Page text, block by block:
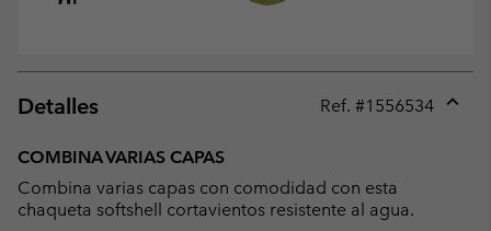
Detalles Ref. #1556534
COMBINA VARIAS CAPAS
Combina varias capas con comodidad con esta
chaqueta softshell cortavientos resistente al agua.